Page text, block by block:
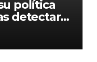
política
detectar
por